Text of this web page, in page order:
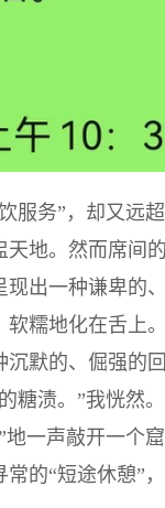
服务”，却又远
地。然而席间
出一种谦卑的
糯地化在舌上
沉默的、倔强的
糖渍。”我恍然
一声敲开一个
的“短途休憩”